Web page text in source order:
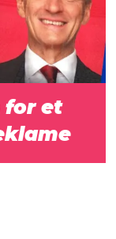
for et